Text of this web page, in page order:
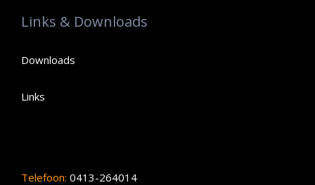
Links & Downloads
Downloads
Links
Telefoon: 0413-264014